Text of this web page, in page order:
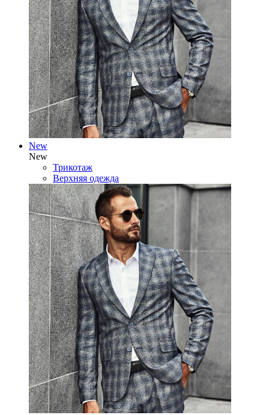
New
New
Трикотаж
Верхняя одежда